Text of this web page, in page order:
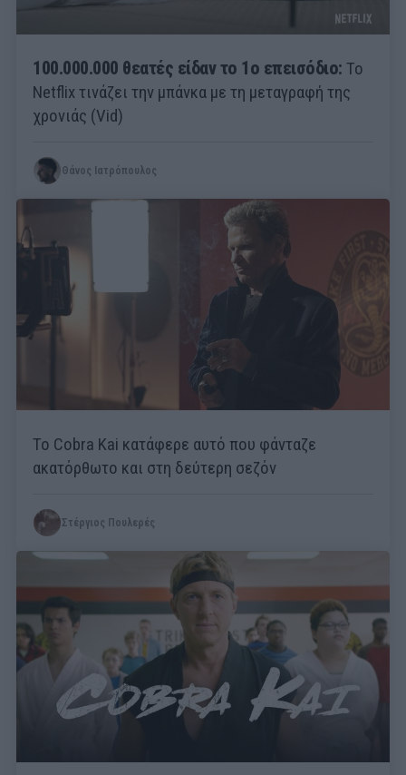
100.000.000 θεατές είδαν το 1ο επεισόδιο: Το
Netflix τινάζει την μπάνκα με τη μεταγραφή της
χρονιάς (Vid)
Θάνος Ιατρόπουλος
Το Cobra Kai κατάφερε αυτό που φάνταζε
ακατόρθωτο και στη δεύτερη σεζόν
Στέργιος Πουλερές